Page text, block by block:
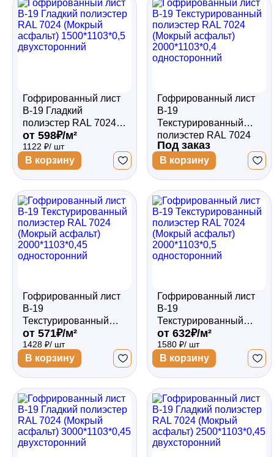
Гофрированный лист
В-19 Гладкий
полиэстер RAL 7024
(Мокрый асфальт)
1500*1103*0,5
двухсторонний
от 598₽/м²
1122 ₽/ шт
В корзину
Гофрированный лист
В-19
Текстурированный
полиэстер RAL 7024
(Мокрый асфальт)
2000*1103*0,4
односторонний
Под заказ
В корзину
Гофрированный лист
В-19
Текстурированный
полиэстер RAL 7024
(Мокрый асфальт)
2000*1103*0,45
односторонний
от 571₽/м²
1428 ₽/ шт
В корзину
Гофрированный лист
В-19
Текстурированный
полиэстер RAL 7024
(Мокрый асфальт)
2000*1103*0,5
односторонний
от 632₽/м²
1580 ₽/ шт
В корзину